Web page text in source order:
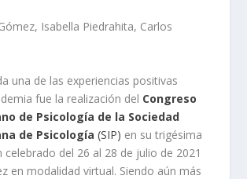
Isabella Piedrahita, Carlos
una de las experiencias positivas
fue la realización del Congreso
de Psicología de la Sociedad
de Psicología (SIP) en su trigésima
celebrado del 26 al 28 de julio de 2021
en modalidad virtual. Siendo aún más